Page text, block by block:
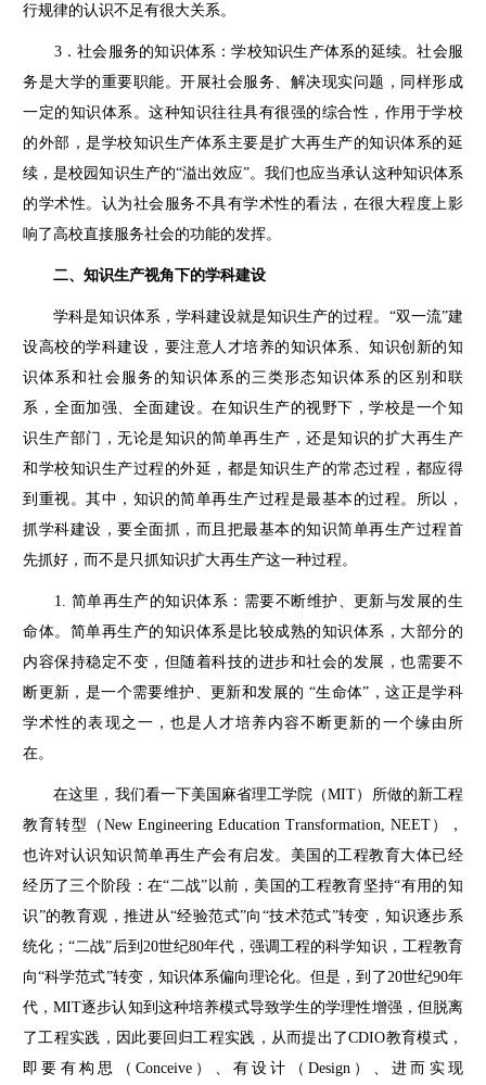
行规律的认识不足有很大关系。
3．社会服务的知识体系：学校知识生产体系的延续。社会服
务是大学的重要职能。开展社会服务、解决现实问题，同样形成
一定的知识体系。这种知识往往具有很强的综合性，作用于学校
的外部，是学校知识生产体系主要是扩大再生产的知识体系的延
续，是校园知识生产的“溢出效应”。我们也应当承认这种知识体系
的学术性。认为社会服务不具有学术性的看法，在很大程度上影
响了高校直接服务社会的功能的发挥。
二、知识生产视角下的学科建设
学科是知识体系，学科建设就是知识生产的过程。“双一流”建
设高校的学科建设，要注意人才培养的知识体系、知识创新的知
识体系和社会服务的知识体系的三类形态知识体系的区别和联
系，全面加强、全面建设。在知识生产的视野下，学校是一个知
识生产部门，无论是知识的简单再生产，还是知识的扩大再生产
和学校知识生产过程的外延，都是知识生产的常态过程，都应得
到重视。其中，知识的简单再生产过程是最基本的过程。所以，
抓学科建设，要全面抓，而且把最基本的知识简单再生产过程首
先抓好，而不是只抓知识扩大再生产这一种过程。
1. 简单再生产的知识体系：需要不断维护、更新与发展的生
命体。简单再生产的知识体系是比较成熟的知识体系，大部分的
内容保持稳定不变，但随着科技的进步和社会的发展，也需要不
断更新，是一个需要维护、更新和发展的 “生命体”，这正是学科
学术性的表现之一，也是人才培养内容不断更新的一个缘由所
在。
在这里，我们看一下美国麻省理工学院（MIT）所做的新工程
教育转型（New Engineering Education Transformation, NEET），
也许对认识知识简单再生产会有启发。美国的工程教育大体已经
经历了三个阶段：在“二战”以前，美国的工程教育坚持“有用的知
识”的教育观，推进从“经验范式”向“技术范式”转变，知识逐步系
统化；“二战”后到20世纪80年代，强调工程的科学知识，工程教育
向“科学范式”转变，知识体系偏向理论化。但是，到了20世纪90年
代，MIT逐步认知到这种培养模式导致学生的学理性增强，但脱离
了工程实践，因此要回归工程实践，从而提出了CDIO教育模式，
即要有构思（Conceive）、有设计（Design）、进而实现